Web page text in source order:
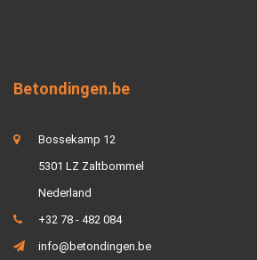
Betondingen.be
Bossekamp 12
5301 LZ Zaltbommel
Nederland
+32 78 - 482 084
info@betondingen.be